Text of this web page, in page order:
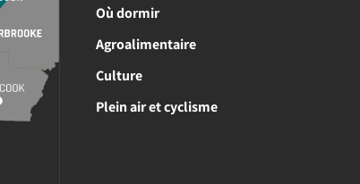
Où dormir
Agroalimentaire
Culture
Plein air et cyclisme